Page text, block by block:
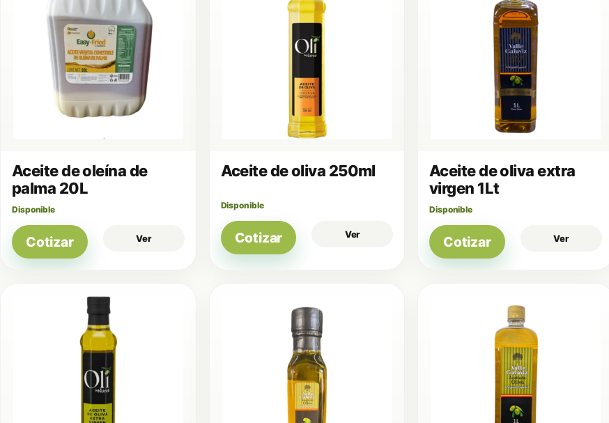
Aceite de oleína de
palma 20L
Disponible
Cotizar Ver
Aceite de oliva 250ml
Disponible
Cotizar Ver
Aceite de oliva extra
virgen 1Lt
Disponible
Cotizar Ver